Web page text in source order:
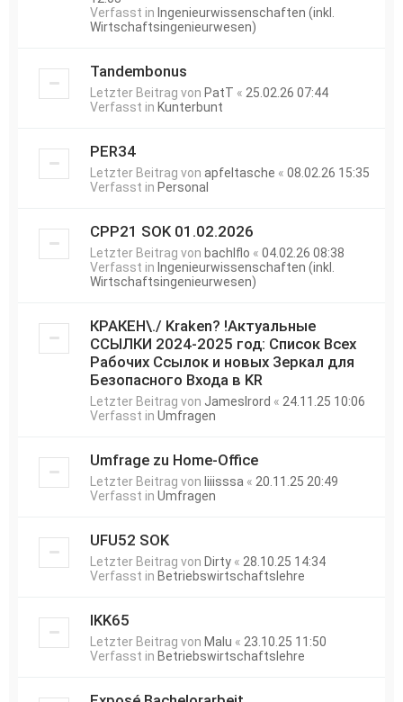
Verfasst in Ingenieurwissenschaften (inkl.
Wirtschaftsingenieurwesen)
Tandembonus
Letzter Beitrag von PatT « 25.02.26 07:44
Verfasst in Kunterbunt
PER34
Letzter Beitrag von apfeltasche « 08.02.26 15:35
Verfasst in Personal
CPP21 SOK 01.02.2026
Letzter Beitrag von bachlflo « 04.02.26 08:38
Verfasst in Ingenieurwissenschaften (inkl.
Wirtschaftsingenieurwesen)
КРАКЕН\./ Kraken? !Актуальные
ССЫЛКИ 2024-2025 год: Список Всех
Рабочих Ссылок и новых Зеркал для
Безопасного Входа в KR
Letzter Beitrag von JamesIrord « 24.11.25 10:06
Verfasst in Umfragen
Umfrage zu Home-Office
Letzter Beitrag von liiisssa « 20.11.25 20:49
Verfasst in Umfragen
UFU52 SOK
Letzter Beitrag von Dirty « 28.10.25 14:34
Verfasst in Betriebswirtschaftslehre
IKK65
Letzter Beitrag von Malu « 23.10.25 11:50
Verfasst in Betriebswirtschaftslehre